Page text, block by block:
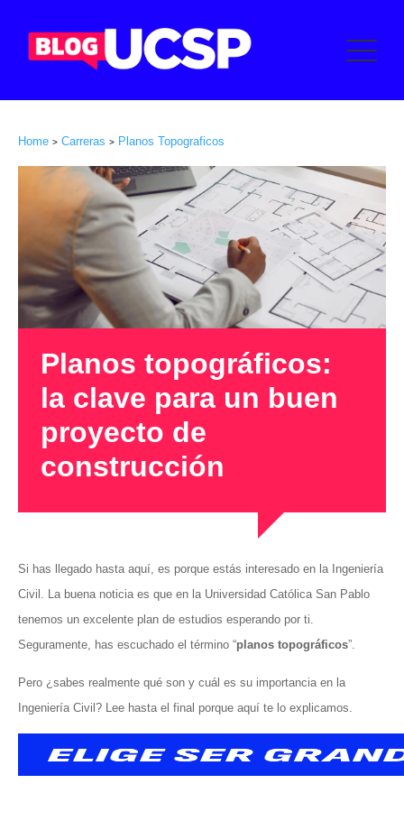
Home > Carreras > Planos Topograficos
Planos topográficos:
la clave para un buen
proyecto de
construcción
Si has llegado hasta aquí, es porque estás interesado en la Ingeniería
Civil. La buena noticia es que en la Universidad Católica San Pablo
tenemos un excelente plan de estudios esperando por ti.
Seguramente, has escuchado el término “planos topográficos”.
Pero ¿sabes realmente qué son y cuál es su importancia en la
Ingeniería Civil? Lee hasta el final porque aquí te lo explicamos.